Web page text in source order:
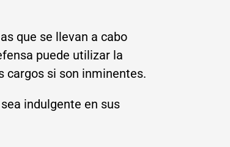
que se llevan a cabo
puede utilizar la
cargos si son inminentes.
indulgente en sus